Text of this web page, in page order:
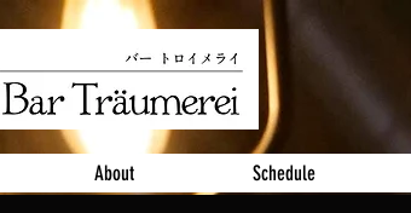
About Schedule